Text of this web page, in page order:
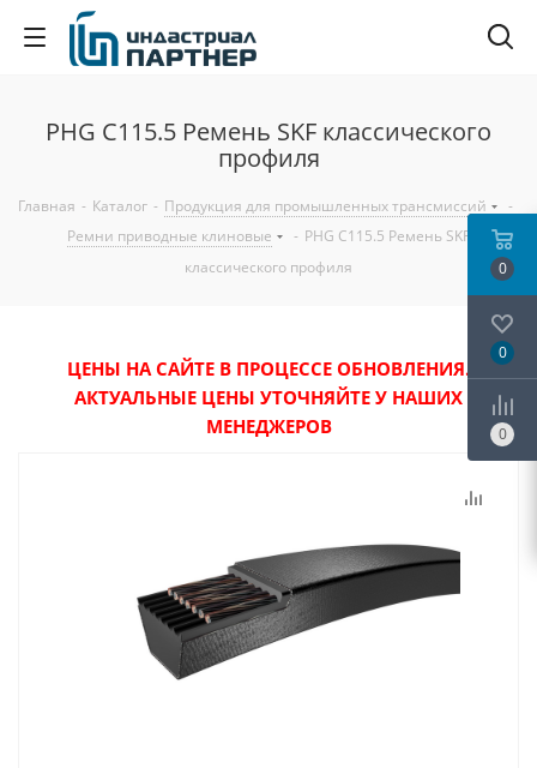
PHG C115.5 Ремень SKF классического
профиля
Главная - Каталог - Продукция для промышленных трансмиссий
-
Ремни приводные клиновые
- PHG C115.5 Ремень SKF
классического профиля
ЦЕНЫ НА САЙТЕ В ПРОЦЕССЕ ОБНОВЛЕНИЯ.
АКТУАЛЬНЫЕ ЦЕНЫ УТОЧНЯЙТЕ У НАШИХ
МЕНЕДЖЕРОВ
0
0
0